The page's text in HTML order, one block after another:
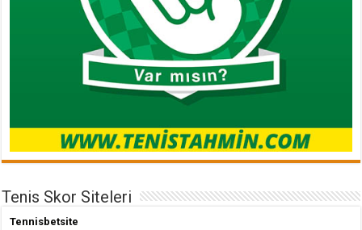
Tenis Skor Siteleri
Tennisbetsite